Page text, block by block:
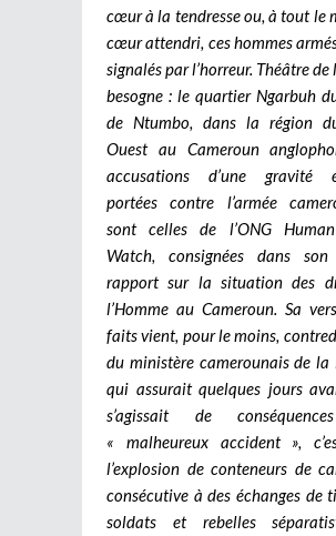
cœur à la tendresse ou, à tout le
cœur attendri, ces hommes
signalés par l’horreur. Théâtre de
besogne : le quartier Ngarbuh
de Ntumbo, dans la région
Ouest au Cameroun
accusations d’une gravité
portées contre l’armée
sont celles de l’ONG
Watch, consignées dans son
rapport sur la situation des
l’Homme au Cameroun. Sa
faits vient, pour le moins,
du ministère camerounais de la
qui assurait quelques jours
s’agissait de
« malheureux accident »,
l’explosion de conteneurs de
consécutive à des échanges de
soldats et rebelles